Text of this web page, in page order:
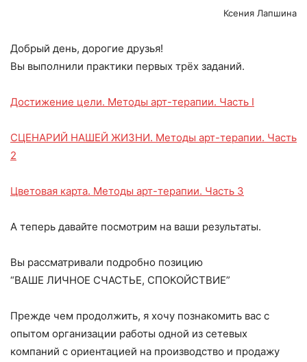
Ксения Лапшина
Добрый день, дорогие друзья!
Вы выполнили практики первых трёх заданий.
Достижение цели. Методы арт-терапии. Часть I
СЦЕНАРИЙ НАШЕЙ ЖИЗНИ. Методы арт-терапии. Часть
2
Цветовая карта. Методы арт-терапии. Часть 3
А теперь давайте посмотрим на ваши результаты.
Вы рассматривали подробно позицию
“ВАШЕ ЛИЧНОЕ СЧАСТЬЕ, СПОКОЙСТВИЕ”
Прежде чем продолжить, я хочу познакомить вас с
опытом организации работы одной из сетевых
компаний с ориентацией на производство и продажу